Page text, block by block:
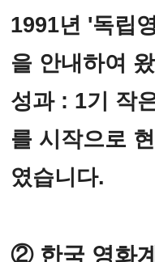
1991년 '독립
을 안내하여
성과 : 1기 작
를 시작으로
였습니다.
② 한국 영화